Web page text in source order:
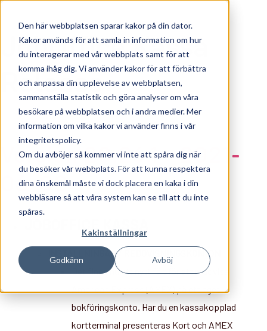
Den här webbplatsen sparar kakor på din dator.
Kakor används för att samla in information om hur
du interagerar med vår webbplats samt för att
komma ihåg dig. Vi använder kakor för att förbättra
och anpassa din upplevelse av webbplatsen,
sammanställa statistik och göra analyser om våra
besökare på webbplatsen och i andra medier. Mer
information om vilka kakor vi använder finns i vår
integritetspolicy.
Om du avböjer så kommer vi inte att spåra dig när
du besöker vår webbplats. För att kunna respektera
dina önskemål måste vi dock placera en kaka i din
webbläsare så att våra system kan se till att du inte
spåras.
Kakinställningar
Godkänn Avböj
JobOffice Kassa
Release
Version 20.26.1 - 2021-
06-08
JOBOFFICE KASSA
INSTÄLLNINGAR / REDOVISNINGSKONTON
Det finns nu ett nytt fält för att redovisa
American Express (AMEX) på ett eget
bokföringskonto. Har du en kassakopplad
kortterminal presenteras Kort och AMEX